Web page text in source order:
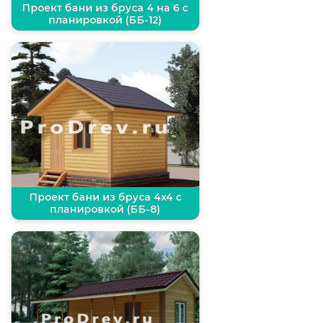
Проект бани из бруса 4 на 6 с
планировкой (ББ-12)
Проект бани из бруса 4х4 с
планировкой (ББ-8)